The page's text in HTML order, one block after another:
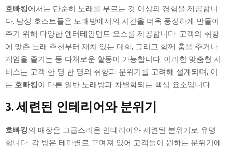
호빠킹에서는 단순히 노래를 부르는 것 이상의 경험을 제공합니
다. 남성 호스트들은 노래방에서의 시간을 더욱 풍성하게 만들어
주기 위해 다양한 엔터테인먼트 요소를 제공합니다. 고객의 취향
에 맞춘 노래 추천부터 재치 있는 대화, 그리고 함께 춤을 추거나
게임을 즐기는 등 다채로운 활동이 가능합니다. 이러한 맞춤형 서
비스는 고객 한 명 한 명의 취향과 분위기를 고려해 설계되며, 이
는 호빠킹이 다른 일반 노래방과 차별화되는 핵심 요소입니다.
3. 세련된 인테리어와 분위기
호빠킹의 매장은 고급스러운 인테리어와 세련된 분위기로 유명
합니다. 각 방은 테마별로 꾸며져 있어 고객들이 원하는 분위기에